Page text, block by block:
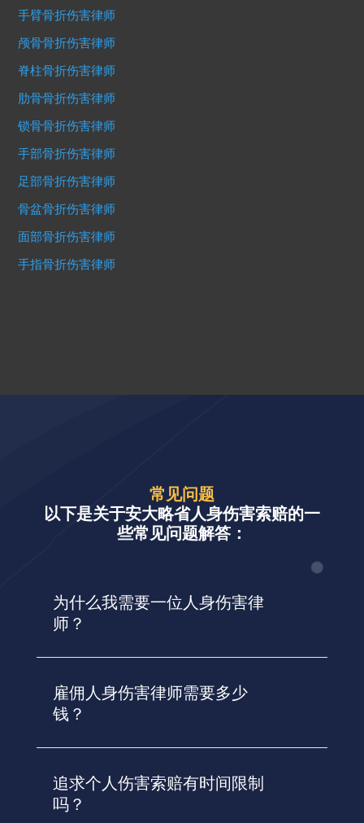
手臂骨折伤害律师
颅骨骨折伤害律师
脊柱骨折伤害律师
肋骨骨折伤害律师
锁骨骨折伤害律师
手部骨折伤害律师
足部骨折伤害律师
骨盆骨折伤害律师
面部骨折伤害律师
手指骨折伤害律师
常见问题
以下是关于安大略省人身伤害索赔的一
些常见问题解答：
为什么我需要一位人身伤害律
师？
雇佣人身伤害律师需要多少
钱？
追求个人伤害索赔有时间限制
吗？